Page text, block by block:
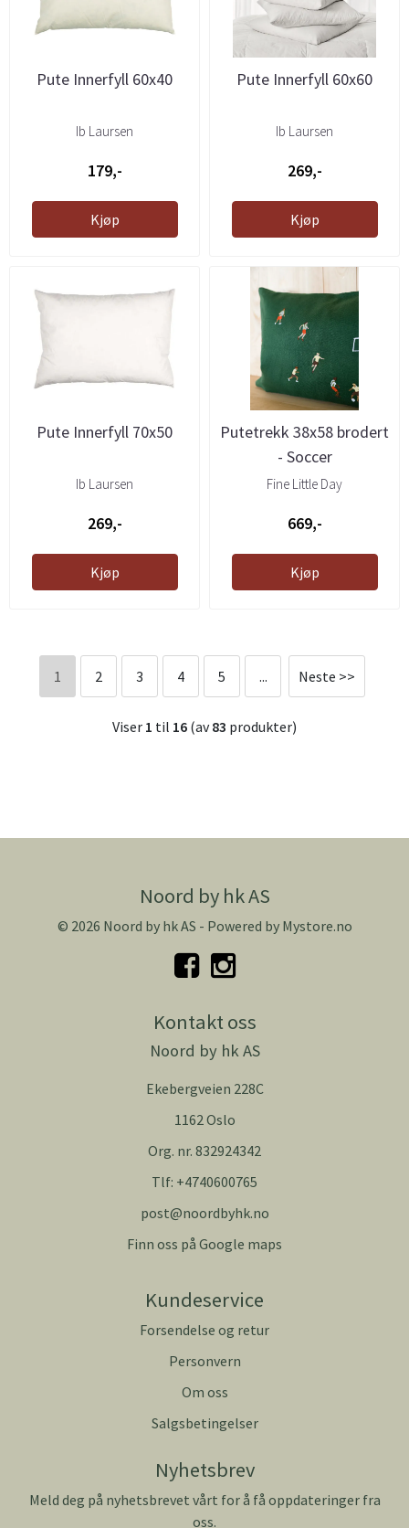
Pute Innerfyll 60x40
Ib Laursen
179,-
Kjøp
Pute Innerfyll 60x60
Ib Laursen
269,-
Kjøp
Pute Innerfyll 70x50
Ib Laursen
269,-
Kjøp
Putetrekk 38x58 brodert
- Soccer
Fine Little Day
669,-
Kjøp
1 2 3 4 5 ... Neste >>
Viser 1 til 16 (av83 produkter)
Noord by hk AS
© 2026 Noord by hk AS - Powered by Mystore.no
Kontakt oss
Noord by hk AS
Ekebergveien 228C
1162 Oslo
Org. nr. 832924342
Tlf: +4740600765
post@noordbyhk.no
Finn oss på Google maps
Kundeservice
Forsendelse og retur
Personvern
Om oss
Salgsbetingelser
Nyhetsbrev
Meld deg på nyhetsbrevet vårt for å få oppdateringer fra
oss.